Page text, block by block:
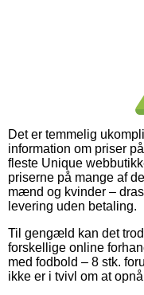
Det er temmelig
information om priser
fleste Unique
priserne på mange af
mænd og kvinder –
levering uden betaling.
Til gengæld kan det
forskellige online
med fodbold – 8 stk.
ikke er i tvivl om at